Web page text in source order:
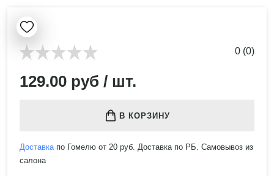
0 (0)
129.00 руб / шт.
В КОРЗИНУ
Доставкапо Гомелю от 20 руб. Доставка по РБ. Самовывоз из
салона